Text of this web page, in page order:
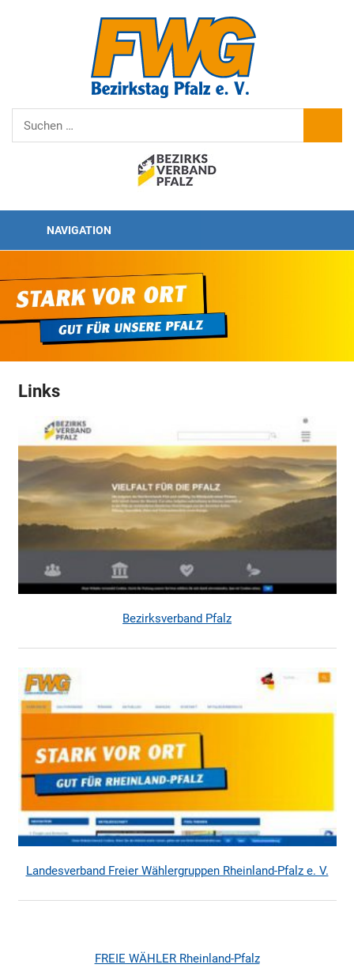
Pfalz
Suchen
nach:
NAVIGATION
Links
Bezirksverband Pfalz
Landesverband Freier Wählergruppen Rheinland-Pfalz e. V.
FREIE WÄHLER Rheinland-Pfalz